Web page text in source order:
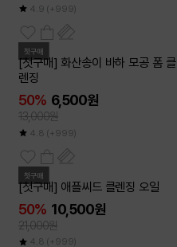
4.9 (+999)
첫구매
[첫구매] 화산송이 바하 모공 폼 클
렌징
50% 6,500원
13,000원
4.8 (+999)
첫구매
[첫구매] 애플씨드 클렌징 오일
50% 10,500원
21,000원
4.8 (+999)